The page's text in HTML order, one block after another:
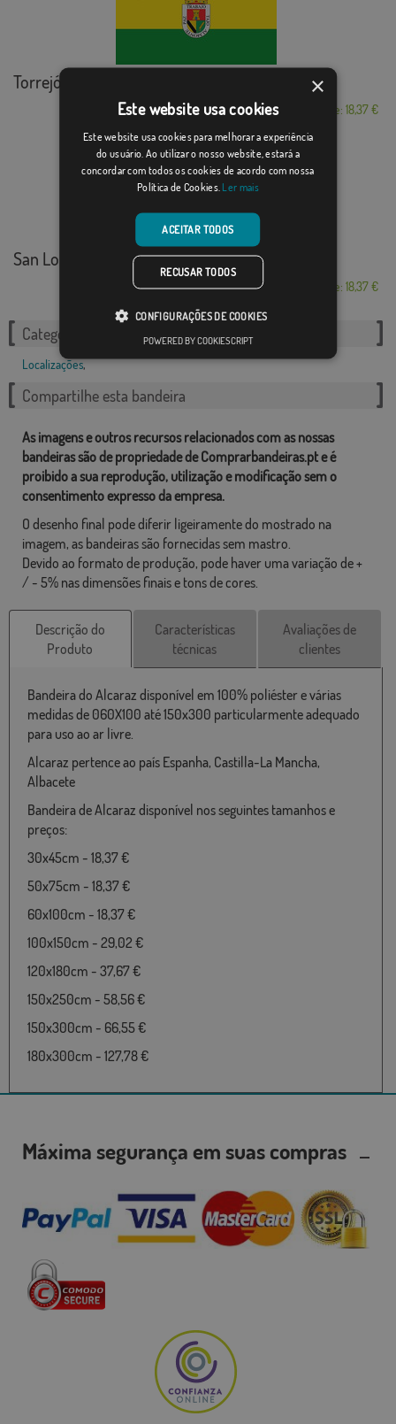
Torrejón el Rubio
Desde: 18,37 €
San Lorenzo de la ...
Desde: 18,37 €
Categorias relacionadas:
Localizações,
Compartilhe esta bandeira
As imagens e outros recursos relacionados com as nossas
bandeiras são de propriedade de Comprarbandeiras.pt e é
proibido a sua reprodução, utilização e modificação sem o
consentimento expresso da empresa.
O desenho final pode diferir ligeiramente do mostrado na
imagem, as bandeiras são fornecidas sem mastro.
Devido ao formato de produção, pode haver uma variação de +
/ - 5% nas dimensões finais e tons de cores.
Descrição do
Produto
Características
técnicas
Avaliações de
clientes
Bandeira do Alcaraz disponível em 100% poliéster e várias
medidas de 060X100 até 150x300 particularmente adequado
para uso ao ar livre.
Alcaraz pertence ao país Espanha, Castilla-La Mancha,
Albacete
Bandeira de Alcaraz disponível nos seguintes tamanhos e
preços:
30x45cm - 18,37 €
50x75cm - 18,37 €
60x100cm - 18,37 €
100x150cm - 29,02 €
120x180cm - 37,67 €
150x250cm - 58,56 €
150x300cm - 66,55 €
180x300cm - 127,78 €
Máxima segurança em suas compras
×
Este website usa cookies
Este website usa cookies para melhorar a experiência
do usuário. Ao utilizar o nosso website, estará a
concordar com todos os cookies de acordo com nossa
Política de Cookies. Ler mais
ACEITAR TODOS
RECUSAR TODOS
CONFIGURAÇÕES DE COOKIES
POWERED BY COOKIESCRIPT